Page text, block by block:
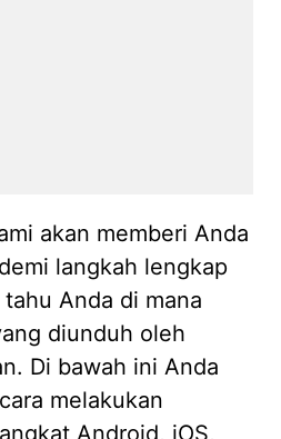
akan memberi Anda
langkah lengkap
Anda di mana
diunduh oleh
Di bawah ini Anda
melakukan
Android, iOS,